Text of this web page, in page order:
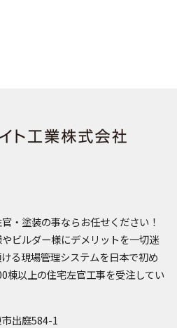
・塗装の事ならお任せください！
ビルダー様にデメリットを一切迷
る現場管理システムを日本で初め
棟以上の住宅左官工事を受注してい
出庭584-1